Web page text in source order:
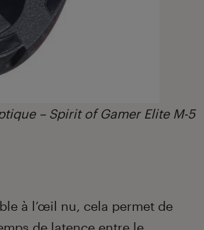
– Spirit of Gamer Elite M-5
à l’œil nu, cela permet de